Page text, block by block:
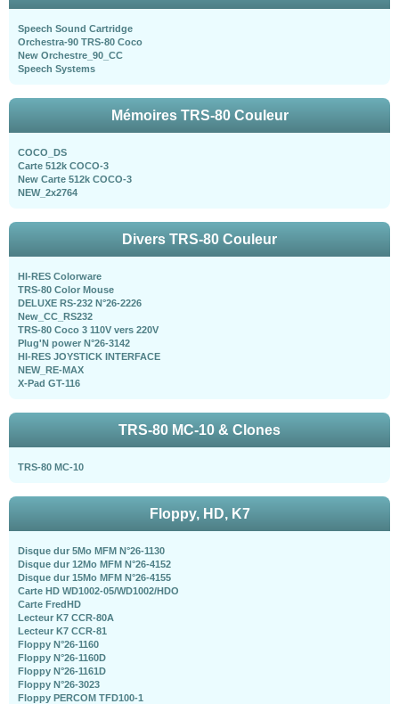
Speech Sound Cartridge
Orchestra-90 TRS-80 Coco
New Orchestre_90_CC
Speech Systems
Mémoires TRS-80 Couleur
COCO_DS
Carte 512k COCO-3
New Carte 512k COCO-3
NEW_2x2764
Divers TRS-80 Couleur
HI-RES Colorware
TRS-80 Color Mouse
DELUXE RS-232 N°26-2226
New_CC_RS232
TRS-80 Coco 3 110V vers 220V
Plug'N power N°26-3142
HI-RES JOYSTICK INTERFACE
NEW_RE-MAX
X-Pad GT-116
TRS-80 MC-10 & Clones
TRS-80 MC-10
Floppy, HD, K7
Disque dur 5Mo MFM N°26-1130
Disque dur 12Mo MFM N°26-4152
Disque dur 15Mo MFM N°26-4155
Carte HD WD1002-05/WD1002/HDO
Carte FredHD
Lecteur K7 CCR-80A
Lecteur K7 CCR-81
Floppy N°26-1160
Floppy N°26-1160D
Floppy N°26-1161D
Floppy N°26-3023
Floppy PERCOM TFD100-1